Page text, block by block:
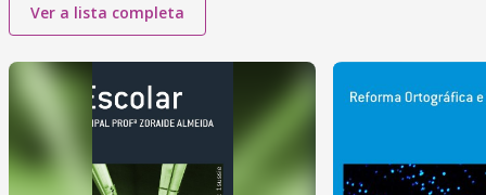
Ver a lista completa